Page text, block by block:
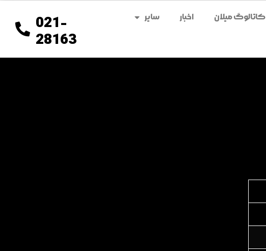
کاتالوگ میلان اخبار سایر
021-
28163